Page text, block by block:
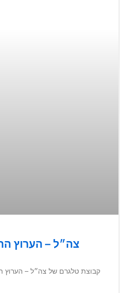
צה״ל – הערוץ
קבוצת טלגרם של צה״ל – הערוץ